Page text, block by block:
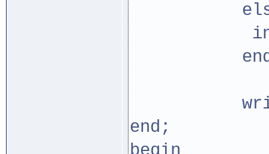
writeln
end;